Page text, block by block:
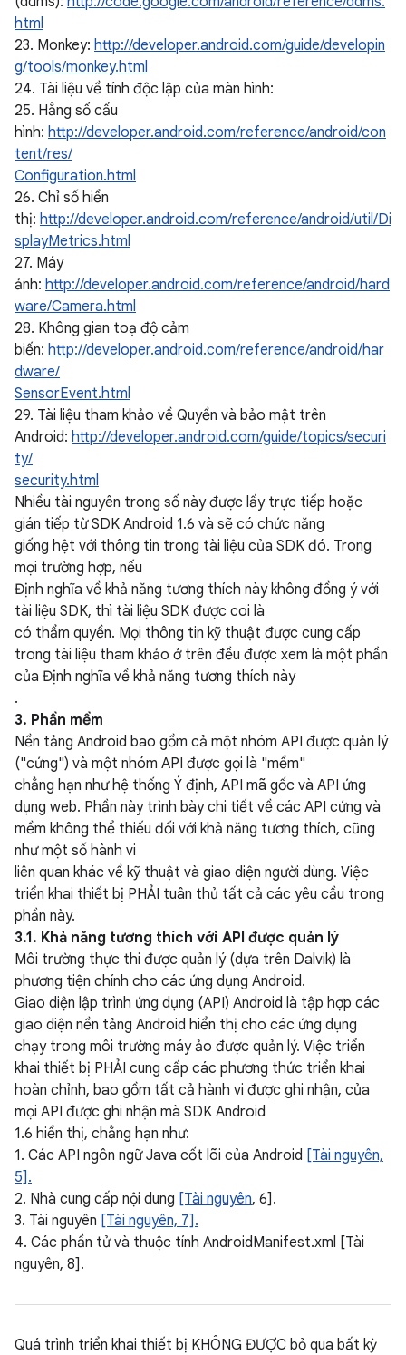
html
23. Monkey: http://developer.android.com/guide/developin
g/tools/monkey.html
24. Tài liệu về tính độc lập của màn hình:
25. Hằng số cấu
hình: http://developer.android.com/reference/android/con
tent/res/
Configuration.html
26. Chỉ số hiển
thị: http://developer.android.com/reference/android/util/Di
splayMetrics.html
27. Máy
ảnh: http://developer.android.com/reference/android/hard
ware/Camera.html
28. Không gian toạ độ cảm
biến: http://developer.android.com/reference/android/har
dware/
SensorEvent.html
29. Tài liệu tham khảo về Quyền và bảo mật trên
Android: http://developer.android.com/guide/topics/securi
ty/
security.html
Nhiều tài nguyên trong số này được lấy trực tiếp hoặc
gián tiếp từ SDK Android 1.6 và sẽ có chức năng
giống hệt với thông tin trong tài liệu của SDK đó. Trong
mọi trường hợp, nếu
Định nghĩa về khả năng tương thích này không đồng ý với
tài liệu SDK, thì tài liệu SDK được coi là
có thẩm quyền. Mọi thông tin kỹ thuật được cung cấp
trong tài liệu tham khảo ở trên đều được xem là một phần
của Định nghĩa về khả năng tương thích này
.
3. Phần mềm
Nền tảng Android bao gồm cả một nhóm API được quản lý
("cứng") và một nhóm API được gọi là "mềm"
chẳng hạn như hệ thống Ý định, API mã gốc và API ứng
dụng web. Phần này trình bày chi tiết về các API cứng và
mềm không thể thiếu đối với khả năng tương thích, cũng
như một số hành vi
liên quan khác về kỹ thuật và giao diện người dùng. Việc
triển khai thiết bị PHẢI tuân thủ tất cả các yêu cầu trong
phần này.
3.1. Khả năng tương thích với API được quản lý
Môi trường thực thi được quản lý (dựa trên Dalvik) là
phương tiện chính cho các ứng dụng Android.
Giao diện lập trình ứng dụng (API) Android là tập hợp các
giao diện nền tảng Android hiển thị cho các ứng dụng
chạy trong môi trường máy ảo được quản lý. Việc triển
khai thiết bị PHẢI cung cấp các phương thức triển khai
hoàn chỉnh, bao gồm tất cả hành vi được ghi nhận, của
mọi API được ghi nhận mà SDK Android
1.6 hiển thị, chẳng hạn như:
1. Các API ngôn ngữ Java cốt lõi của Android [Tài nguyên,
5].
2. Nhà cung cấp nội dung [Tài nguyên, 6].
3. Tài nguyên [Tài nguyên, 7].
4. Các phần tử và thuộc tính AndroidManifest.xml [Tài
nguyên, 8].
Quá trình triển khai thiết bị KHÔNG ĐƯỢC bỏ qua bất kỳ